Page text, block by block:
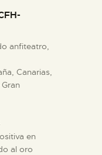
anfiteatro,
Canarias,
en
al oro